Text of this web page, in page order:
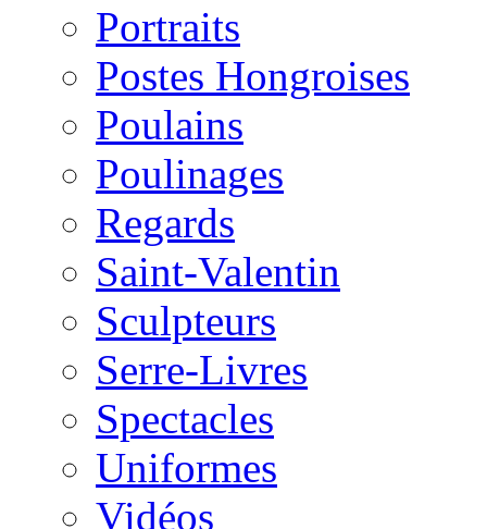
Portraits
Postes Hongroises
Poulains
Poulinages
Regards
Saint-Valentin
Sculpteurs
Serre-Livres
Spectacles
Uniformes
Vidéos